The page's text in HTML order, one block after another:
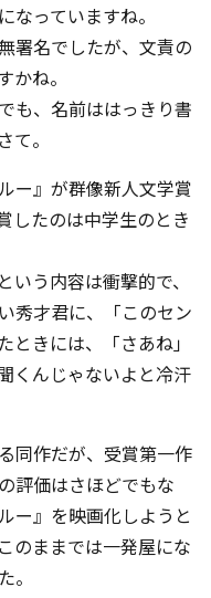
なっていますね。
署名でしたが、文責の
ね。
も、名前ははっきり書
。
ー』が群像新人文学賞
したのは中学生のとき
う内容は衝撃的で、
秀才君に、「このセン
ときには、「さあね」
くんじゃないよと冷汗
同作だが、受賞第一作
評価はさほどでもな
ー』を映画化しようと
のままでは一発屋にな
。